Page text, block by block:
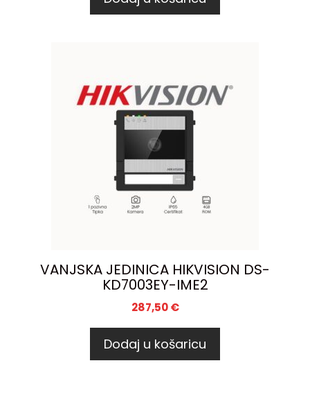
VANJSKA JEDINICA HIKVISION DS-
KD7003EY-IME2
287,50€
Dodaj u košaricu